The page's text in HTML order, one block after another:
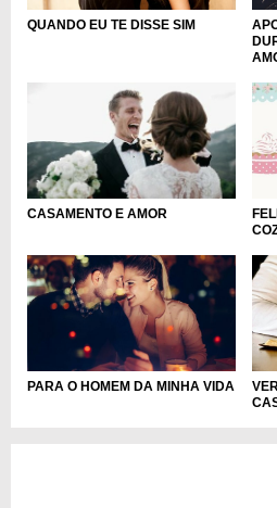
QUANDO EU TE DISSE SIM
CASAMENTO E AMOR
PARA O HOMEM DA MINHA VIDA